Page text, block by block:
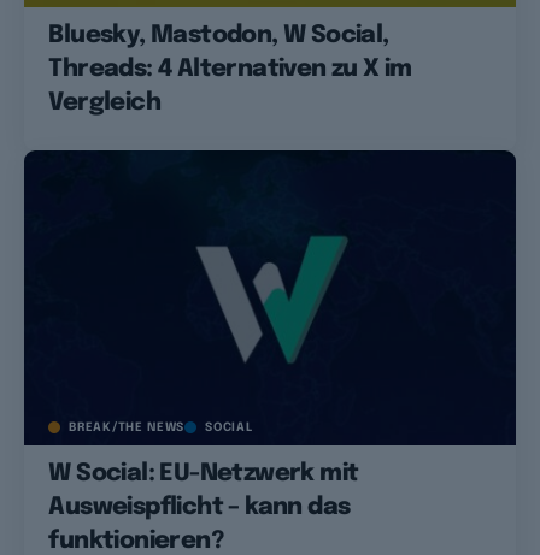
Bluesky, Mastodon, W Social,
Threads: 4 Alternativen zu X im
Vergleich
BREAK/THE NEWS SOCIAL
W Social: EU-Netzwerk mit
Ausweispflicht – kann das
funktionieren?